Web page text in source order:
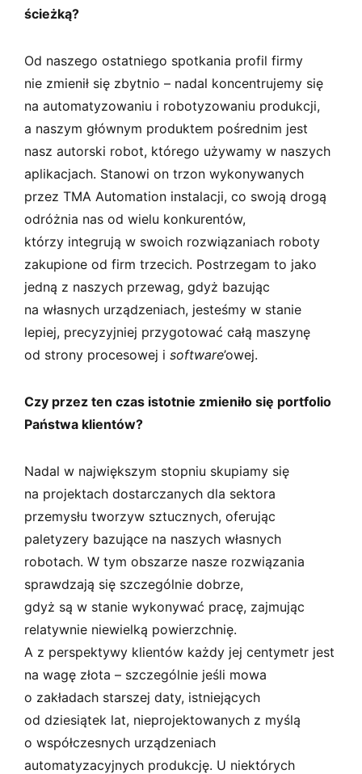
ścieżką?
Od naszego ostatniego spotkania profil firmy
nie zmienił się zbytnio – nadal koncentrujemy się
na automatyzowaniu i robotyzowaniu produkcji,
a naszym głównym produktem pośrednim jest
nasz autorski robot, którego używamy w naszych
aplikacjach. Stanowi on trzon wykonywanych
przez TMA Automation instalacji, co swoją drogą
odróżnia nas od wielu konkurentów,
którzy integrują w swoich rozwiązaniach roboty
zakupione od firm trzecich. Postrzegam to jako
jedną z naszych przewag, gdyż bazując
na własnych urządzeniach, jesteśmy w stanie
lepiej, precyzyjniej przygotować całą maszynę
od strony procesowej i software’owej.
Czy przez ten czas istotnie zmieniło się portfolio
Państwa klientów?
Nadal w największym stopniu skupiamy się
na projektach dostarczanych dla sektora
przemysłu tworzyw sztucznych, oferując
paletyzery bazujące na naszych własnych
robotach. W tym obszarze nasze rozwiązania
sprawdzają się szczególnie dobrze,
gdyż są w stanie wykonywać pracę, zajmując
relatywnie niewielką powierzchnię.
A z perspektywy klientów każdy jej centymetr jest
na wagę złota – szczególnie jeśli mowa
o zakładach starszej daty, istniejących
od dziesiątek lat, nieprojektowanych z myślą
o współczesnych urządzeniach
automatyzacyjnych produkcję. U niektórych